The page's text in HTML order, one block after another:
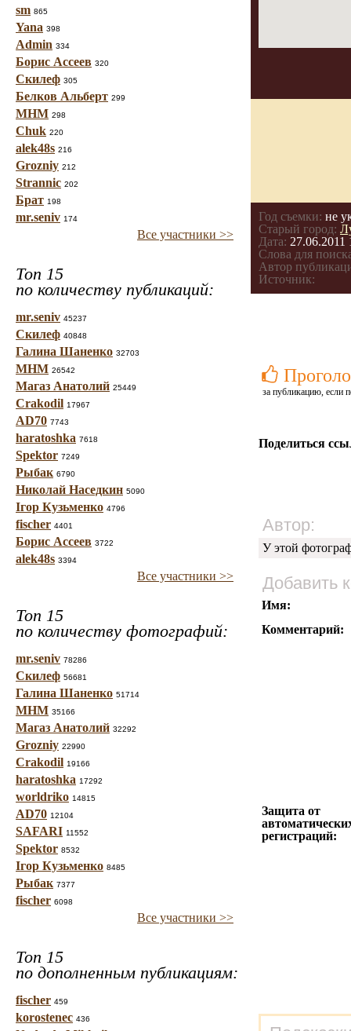
sm 865
Yana 398
Admin 334
Борис Ассеев 320
Скилеф 305
Белков Альберт 299
МНМ 298
Chuk 220
alek48s 216
Grozniy 212
Strannic 202
Брат 198
mr.seniv 174
Все участники >>
Топ 15
по количеству публикаций:
mr.seniv 45237
Скилеф 40848
Галина Шаненко 32703
МНМ 26542
Магаз Анатолий 25449
Crakodil 17967
AD70 7743
haratoshka 7618
Spektor 7249
Рыбак 6790
Николай Наседкин 5090
Ігор Кузьменко 4796
fischer 4401
Борис Ассеев 3722
alek48s 3394
Все участники >>
Топ 15
по количеству фотографий:
mr.seniv 78286
Скилеф 56681
Галина Шаненко 51714
МНМ 35166
Магаз Анатолий 32292
Grozniy 22990
Crakodil 19166
haratoshka 17292
worldriko 14815
AD70 12104
SAFARI 11552
Spektor 8532
Ігор Кузьменко 8485
Рыбак 7377
fischer 6098
Все участники >>
Топ 15
по дополненным публикациям:
fischer 459
korostenec 436
Год съемки: не
Старый город:
Дата: 27.06.2011
Слова для
Автор
Источник:
за публикацию, если
Поделиться
Автор:
У этой
Добавить
Имя:
Комментарий:
Защита от
регистраций: